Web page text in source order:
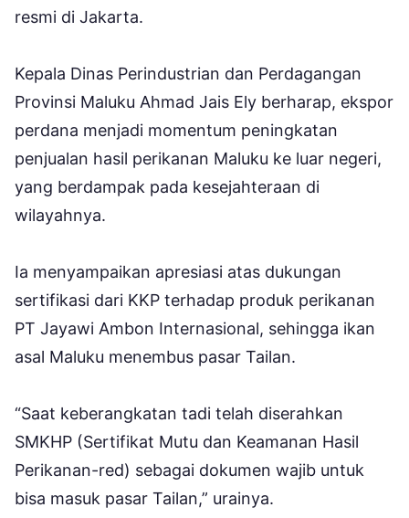
resmi di Jakarta.
Kepala Dinas Perindustrian dan Perdagangan
Provinsi Maluku Ahmad Jais Ely berharap, ekspor
perdana menjadi momentum peningkatan
penjualan hasil perikanan Maluku ke luar negeri,
yang berdampak pada kesejahteraan di
wilayahnya.
Ia menyampaikan apresiasi atas dukungan
sertifikasi dari KKP terhadap produk perikanan
PT Jayawi Ambon Internasional, sehingga ikan
asal Maluku menembus pasar Tailan.
“Saat keberangkatan tadi telah diserahkan
SMKHP (Sertifikat Mutu dan Keamanan Hasil
Perikanan-red) sebagai dokumen wajib untuk
bisa masuk pasar Tailan,” urainya.